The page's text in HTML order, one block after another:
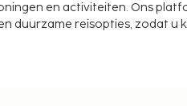
en activiteiten. Ons
duurzame reisopties, zodat u